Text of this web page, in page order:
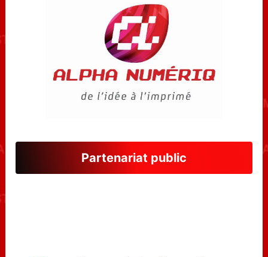
Partenariat public